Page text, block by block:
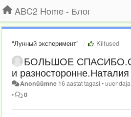
ABC2 Home - Блог
"Лунный эксперимент" Kiitused
БОЛЬШОЕ
и разносторонне.Наталия
Anonüümne 16 aastat tagasi •
•
0